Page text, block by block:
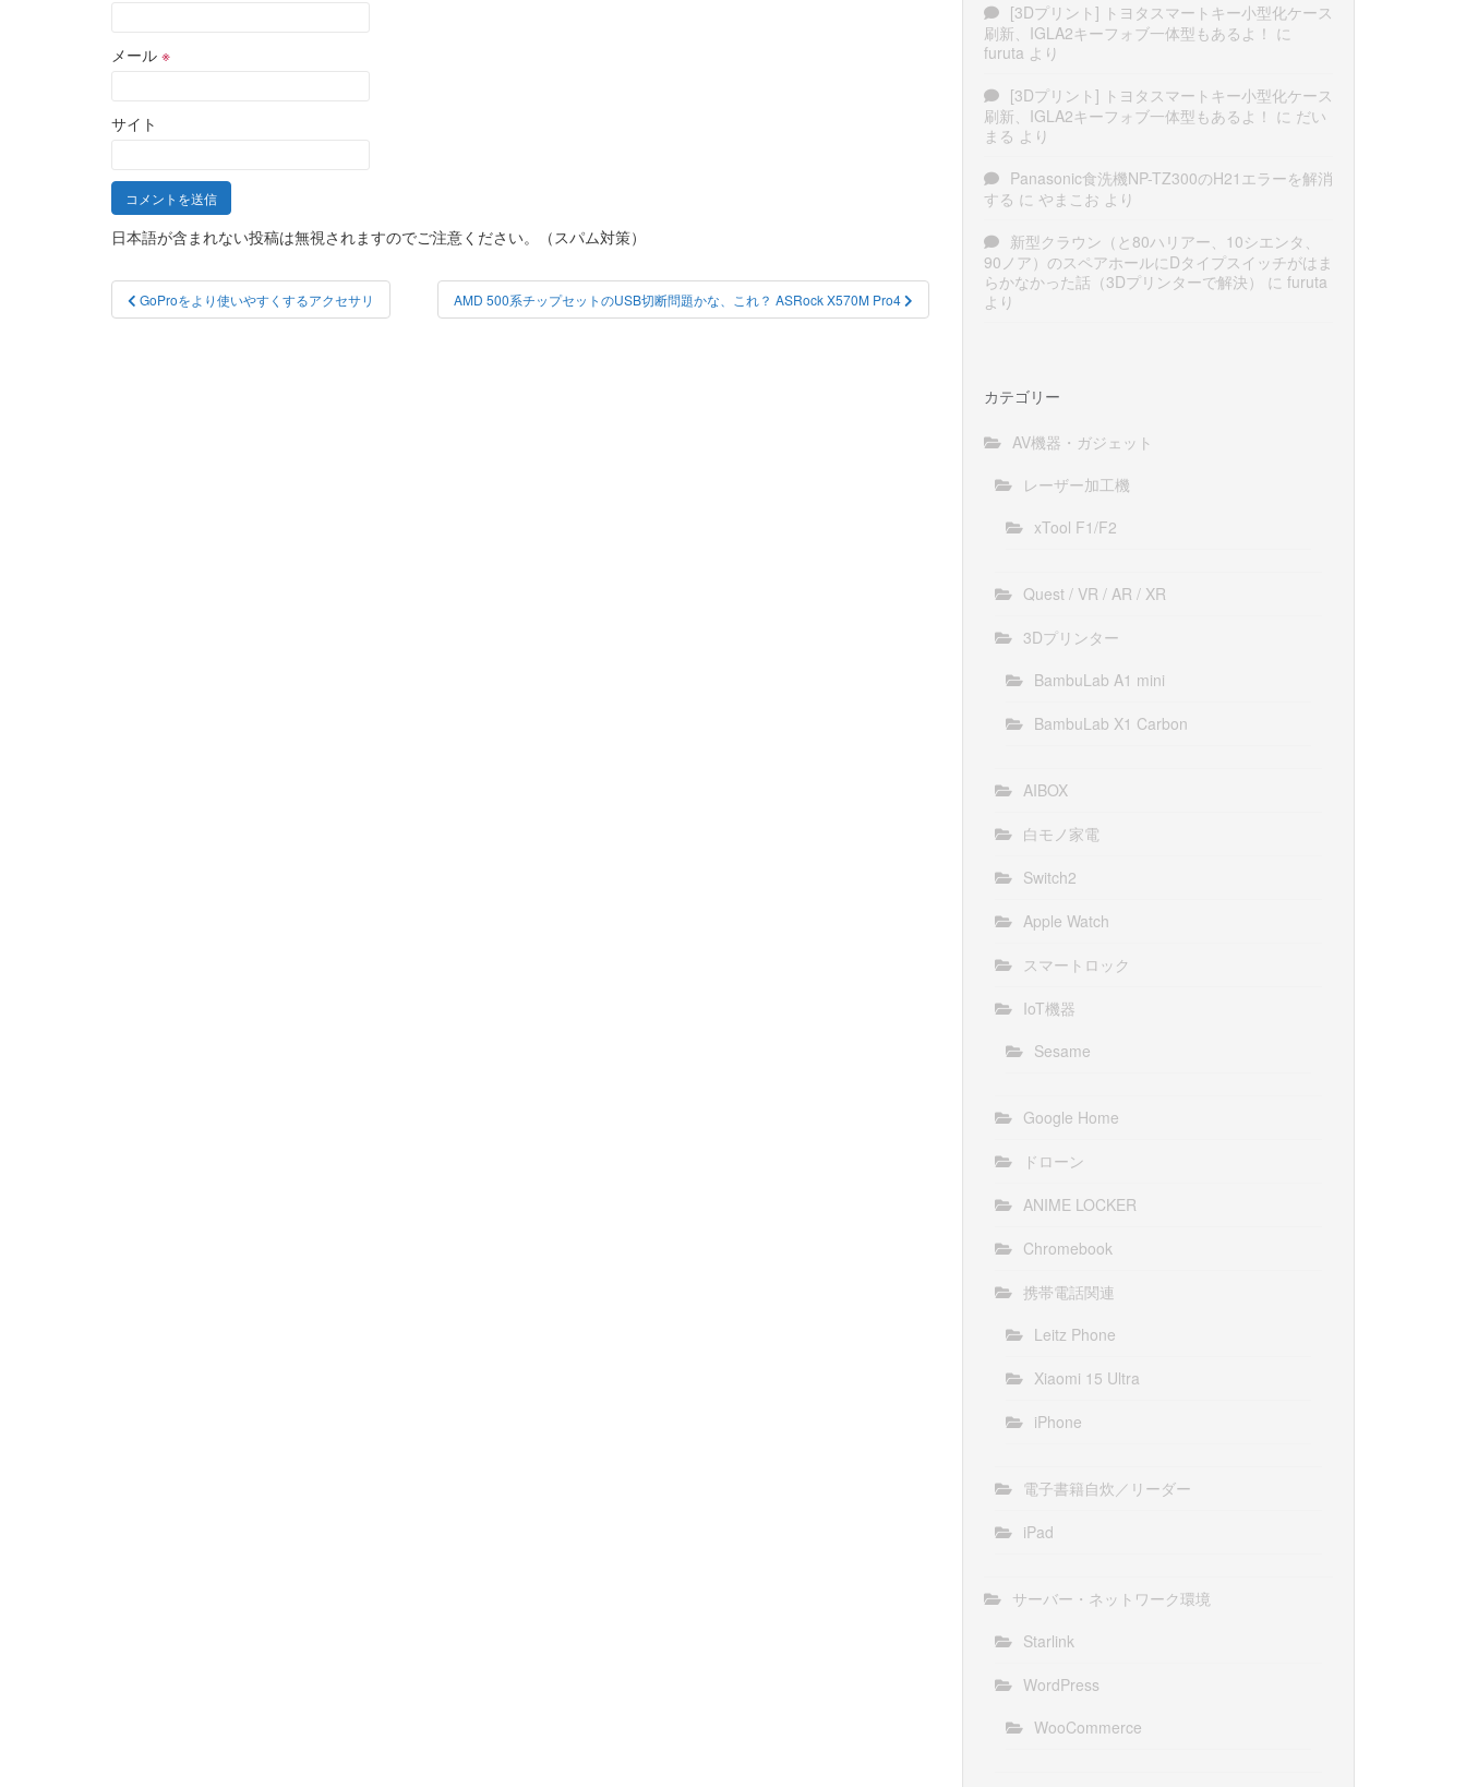
メール ※
サイト
日本語が含まれない投稿は無視されますのでご注意ください。（スパム対策）
投
稿
GoProをより使いやすくするアクセサリ AMD 500系チップセットのUSB切断問題かな、これ？ ASRock X570M Pro4
[3Dプリント] トヨタスマートキー小型化ケース
刷新、IGLA2キーフォブ一体型もあるよ！ に
furuta より
[3Dプリント] トヨタスマートキー小型化ケース
刷新、IGLA2キーフォブ一体型もあるよ！ に だい
まる より
Panasonic食洗機NP-TZ300のH21エラーを解消
する に やまこお より
新型クラウン（と80ハリアー、10シエンタ、
90ノア）のスペアホールにDタイプスイッチがはま
らかなかった話（3Dプリンターで解決）
に furuta
より
カテゴリー
AV機器・ガジェット
レーザー加工機
xTool F1/F2
Quest / VR / AR / XR
3Dプリンター
BambuLab A1 mini
BambuLab X1 Carbon
AIBOX
白モノ家電
Switch2
Apple Watch
スマートロック
IoT機器
Sesame
Google Home
ドローン
ANIME LOCKER
Chromebook
携帯電話関連
Leitz Phone
Xiaomi 15 Ultra
iPhone
電子書籍自炊／リーダー
iPad
サーバー・ネットワーク環境
Starlink
WordPress
WooCommerce